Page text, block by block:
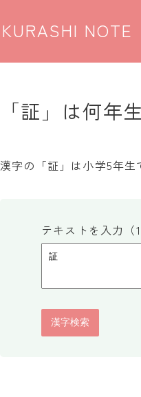
KURASHI NOTE
「証」は何年
漢字の「証」は小学5年生
テキストを入力（